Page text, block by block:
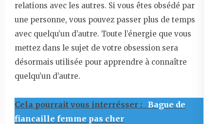
relations avec les autres. Si vous êtes obsédé par
une personne, vous pouvez passer plus de temps
avec quelqu’un d’autre. Toute l’énergie que vous
mettez dans le sujet de votre obsession sera
désormais utilisée pour apprendre à connaître
quelqu’un d’autre.
Cela pourrait vous interrésser : Bague de
fiancaille femme pas cher